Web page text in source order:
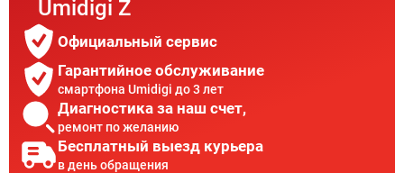
Umidigi Z
Официальный сервис
Гарантийное обслуживание
смартфона Umidigi до 3 лет
Диагностика за наш счет,
ремонт по желанию
Бесплатный выезд курьера
в день обращения